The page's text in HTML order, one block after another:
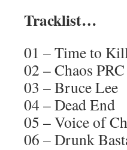
Tracklist…
01 – Time to
02 – Chaos PRC
03 – Bruce Lee
04 – Dead End
05 – Voice of
06 – Drunk